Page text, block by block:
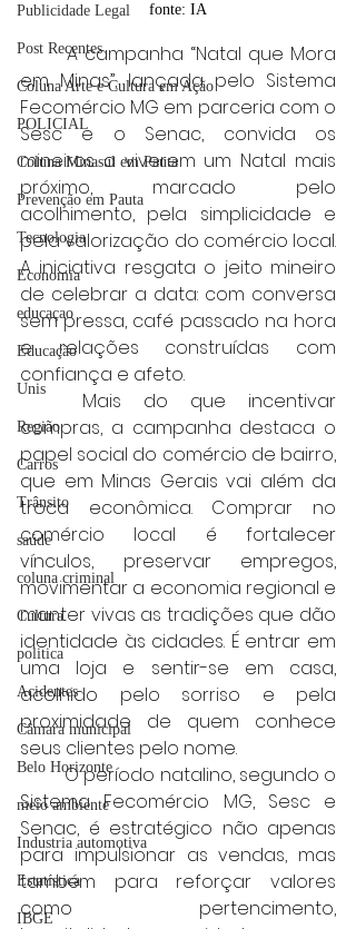
Publicidade Legal
Post Recentes
Coluna Arte e Cultura em Ação
POLICIAL
Coluna Minasul em Pauta
Prevenção em Pauta
Tecnologia
Economia
educaçao
Educação
Unis
Região
Carros
Trânsito
saúde
coluna criminal
Cultura
politica
Acidentes
Câmara municipal
Belo Horizonte
meio ambiente
Industria automotiva
Estatística
IBGE
fonte: IA
	A campanha “Natal que Mora
em Minas”, lançada pelo Sistema
Fecomércio MG em parceria com o
Sesc e o Senac, convida os
mineiros a viverem um Natal mais
próximo, marcado pelo
acolhimento, pela simplicidade e
pela valorização do comércio local.
A iniciativa resgata o jeito mineiro
de celebrar a data: com conversa
sem pressa, café passado na hora
e relações construídas com
confiança e afeto.
	Mais do que incentivar
compras, a campanha destaca o
papel social do comércio de bairro,
que em Minas Gerais vai além da
troca econômica. Comprar no
comércio local é fortalecer
vínculos, preservar empregos,
movimentar a economia regional e
manter vivas as tradições que dão
identidade às cidades. É entrar em
uma loja e sentir-se em casa,
acolhido pelo sorriso e pela
proximidade de quem conhece
seus clientes pelo nome.
	O período natalino, segundo o
Sistema Fecomércio MG, Sesc e
Senac, é estratégico não apenas
para impulsionar as vendas, mas
também para reforçar valores
como pertencimento,